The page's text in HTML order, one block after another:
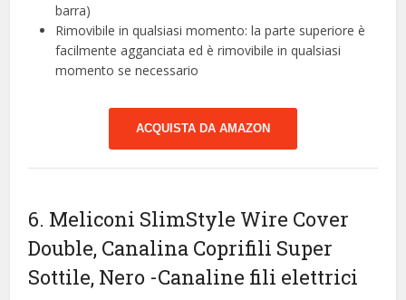
barra)
Rimovibile in qualsiasi momento: la parte superiore è
facilmente agganciata ed è rimovibile in qualsiasi
momento se necessario
ACQUISTA DA AMAZON
6. Meliconi SlimStyle Wire Cover
Double, Canalina Coprifili Super
Sottile, Nero -Canaline fili elettrici